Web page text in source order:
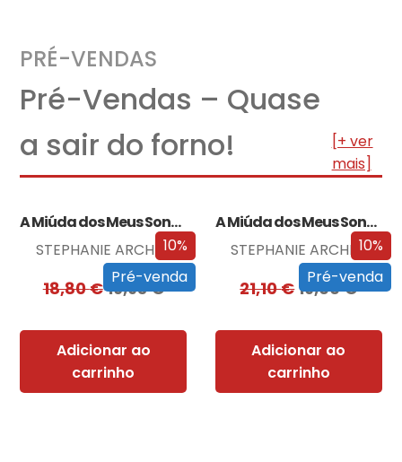
PRÉ-VENDAS
Pré-Vendas – Quase
a sair do forno!
[+ ver
mais]
10%
Pré-venda
A Miúda dos Meus Sonhos
STEPHANIE ARCHER
18,80€16,93€
Adicionar ao
carrinho
10%
Pré-venda
A Miúda dos Meus Sonhos – Edição…
STEPHANIE ARCHER
21,10€19,00€
Adicionar ao
carrinho